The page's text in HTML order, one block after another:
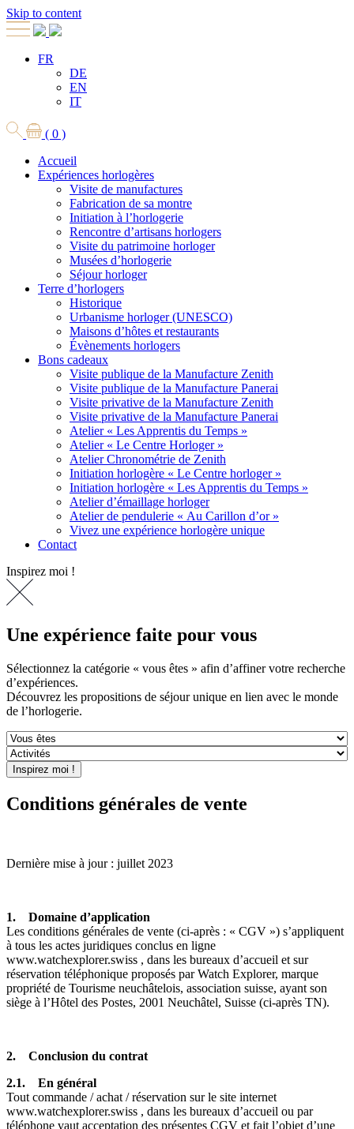
Skip to content
FR
DE
EN
IT
( 0 )
Accueil
Expériences horlogères
Visite de manufactures
Fabrication de sa montre
Initiation à l’horlogerie
Rencontre d’artisans horlogers
Visite du patrimoine horloger
Musées d’horlogerie
Séjour horloger
Terre d’horlogers
Historique
Urbanisme horloger (UNESCO)
Maisons d’hôtes et restaurants
Évènements horlogers
Bons cadeaux
Visite publique de la Manufacture Zenith
Visite publique de la Manufacture Panerai
Visite privative de la Manufacture Zenith
Visite privative de la Manufacture Panerai
Atelier « Les Apprentis du Temps »
Atelier « Le Centre Horloger »
Atelier Chronométrie de Zenith
Initiation horlogère « Le Centre horloger »
Initiation horlogère « Les Apprentis du Temps »
Atelier d’émaillage horloger
Atelier de pendulerie « Au Carillon d’or »
Vivez une expérience horlogère unique
Contact
Inspirez moi !
Une expérience faite pour vous
Sélectionnez la catégorie « vous êtes » afin d’affiner votre recherche
d’expériences.
Découvrez les propositions de séjour unique en lien avec le monde
de l’horlogerie.
Conditions générales de vente
Dernière mise à jour : juillet 2023
1. Domaine d’application
Les conditions générales de vente (ci-après : « CGV ») s’appliquent
à tous les actes juridiques conclus en ligne
www.watchexplorer.swiss , dans les bureaux d’accueil et sur
réservation téléphonique proposés par Watch Explorer, marque
propriété de Tourisme neuchâtelois, association suisse, ayant son
siège à l’Hôtel des Postes, 2001 Neuchâtel, Suisse (ci-après TN).
2. Conclusion du contrat
2.1. En général
Tout commande / achat / réservation sur le site internet
www.watchexplorer.swiss , dans les bureaux d’accueil ou par
téléphone vaut acceptation des présentes CGV et fait l’objet d’une